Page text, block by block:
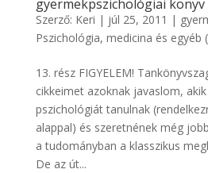
gyermekpszichológiai könyv
Szerző: Keri | júl 25, 2011 |
Pszichológia, medicina és egyéb
13. rész FIGYELEM!
cikkeimet azoknak javaslom,
pszichológiát tanulnak
alappal) és szeretnének még
a tudományban a klasszikus
De az út...